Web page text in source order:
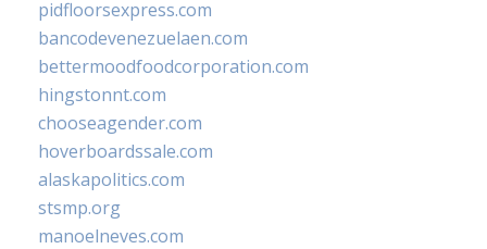
pidfloorsexpress.com
bancodevenezuelaen.com
bettermoodfoodcorporation.com
hingstonnt.com
chooseagender.com
hoverboardssale.com
alaskapolitics.com
stsmp.org
manoelneves.com